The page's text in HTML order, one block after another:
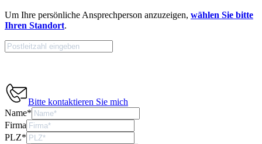
Um Ihre persönliche Ansprechperson anzuzeigen, wählen Sie bitte
Ihren Standort.
Bitte kontaktieren Sie mich
Name*
Firma
PLZ*